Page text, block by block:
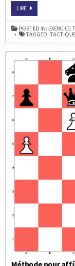
LIRELA
POUR
JOUER
INTELLIGEMMENT
POSTED IN: EXERCICE
TAGGED:
Méthode pour